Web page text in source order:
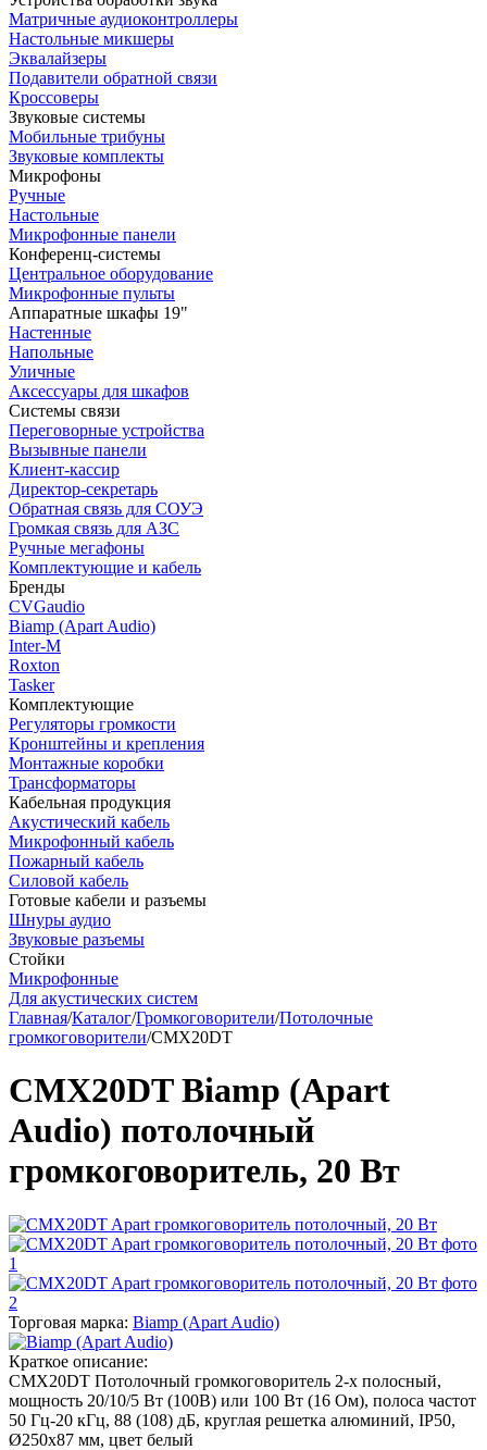
Матричные аудиоконтроллеры
Настольные микшеры
Эквалайзеры
Подавители обратной связи
Кроссоверы
Звуковые системы
Мобильные трибуны
Звуковые комплекты
Микрофоны
Ручные
Настольные
Микрофонные панели
Конференц-системы
Центральное оборудование
Микрофонные пульты
Аппаратные шкафы 19"
Настенные
Напольные
Уличные
Аксессуары для шкафов
Системы связи
Переговорные устройства
Вызывные панели
Клиент-кассир
Директор-секретарь
Обратная связь для СОУЭ
Громкая связь для АЗС
Ручные мегафоны
Комплектующие и кабель
Бренды
CVGaudio
Biamp (Apart Audio)
Inter-M
Roxton
Tasker
Комплектующие
Регуляторы громкости
Кронштейны и крепления
Монтажные коробки
Трансформаторы
Кабельная продукция
Акустический кабель
Микрофонный кабель
Пожарный кабель
Силовой кабель
Готовые кабели и разъемы
Шнуры аудио
Звуковые разъемы
Стойки
Микрофонные
Для акустических систем
Главная/Каталог/Громкоговорители/Потолочные
громкоговорители/CMX20DT
CMX20DT Biamp (Apart
Audio) потолочный
громкоговоритель, 20 Вт
Торговая марка: Biamp (Apart Audio)
Краткое описание:
CMX20DT Потолочный громкоговоритель 2-х полосный,
мощность 20/10/5 Вт (100В) или 100 Вт (16 Ом), полоса частот
50 Гц-20 кГц, 88 (108) дБ, круглая решетка алюминий, IP50,
Ø250х87 мм, цвет белый